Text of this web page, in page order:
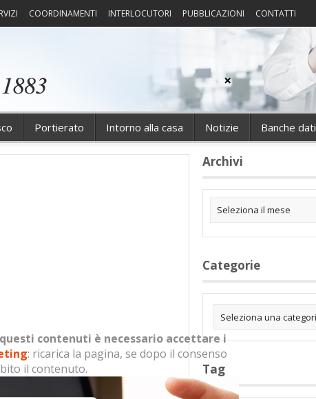
COORDINAMENTI INTERLOCUTORI PUBBLICAZIONI CONTATTI
Portierato Intorno alla casa Notizie Banche dati
Archivi
Categorie
Tag
contenuti è necessario accettare i
: ricarica la pagina, se dopo il consenso
il contenuto.